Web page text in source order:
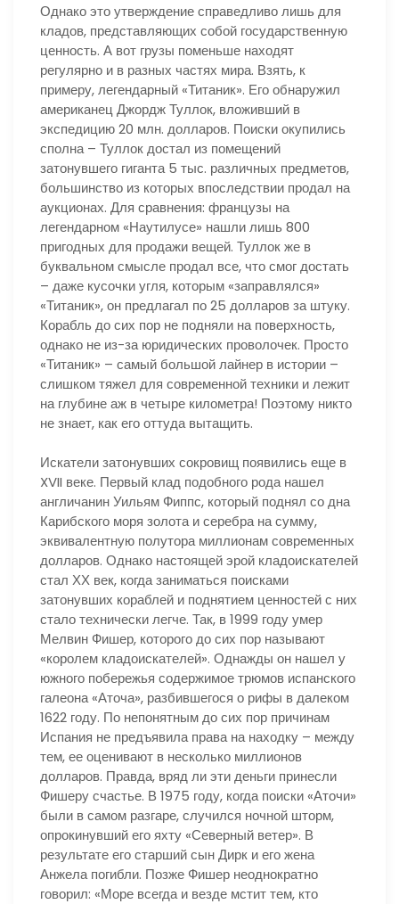
Однако это утверждение справедливо лишь для
кладов, представляющих собой государственную
ценность. А вот грузы поменьше находят
регулярно и в разных частях мира. Взять, к
примеру, легендарный «Титаник». Его обнаружил
американец Джордж Туллок, вложивший в
экспедицию 20 млн. долларов. Поиски окупились
сполна – Туллок достал из помещений
затонувшего гиганта 5 тыс. различных предметов,
большинство из которых впоследствии продал на
аукционах. Для сравнения: французы на
легендарном «Наутилусе» нашли лишь 800
пригодных для продажи вещей. Туллок же в
буквальном смысле продал все, что смог достать
– даже кусочки угля, которым «заправлялся»
«Титаник», он предлагал по 25 долларов за штуку.
Корабль до сих пор не подняли на поверхность,
однако не из-за юридических проволочек. Просто
«Титаник» – самый большой лайнер в истории –
слишком тяжел для современной техники и лежит
на глубине аж в четыре километра! Поэтому никто
не знает, как его оттуда вытащить.
Искатели затонувших сокровищ появились еще в
XVII веке. Первый клад подобного рода нашел
англичанин Уильям Фиппс, который поднял со дна
Карибского моря золота и серебра на сумму,
эквивалентную полутора миллионам современных
долларов. Однако настоящей эрой кладоискателей
стал ХХ век, когда заниматься поисками
затонувших кораблей и поднятием ценностей с них
стало технически легче. Так, в 1999 году умер
Мелвин Фишер, которого до сих пор называют
«королем кладоискателей». Однажды он нашел у
южного побережья содержимое трюмов испанского
галеона «Аточа», разбившегося о рифы в далеком
1622 году. По непонятным до сих пор причинам
Испания не предъявила права на находку – между
тем, ее оценивают в несколько миллионов
долларов. Правда, вряд ли эти деньги принесли
Фишеру счастье. В 1975 году, когда поиски «Аточи»
были в самом разгаре, случился ночной шторм,
опрокинувший его яхту «Северный ветер». В
результате его старший сын Дирк и его жена
Анжела погибли. Позже Фишер неоднократно
говорил: «Море всегда и везде мстит тем, кто